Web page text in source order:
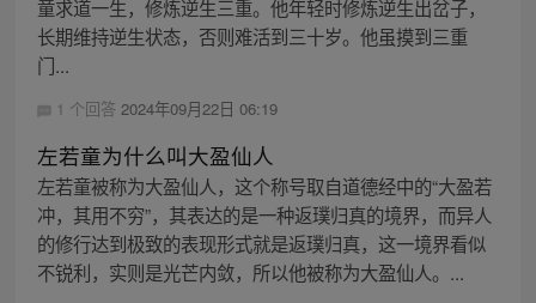
童求道一生，修炼逆生三重。他年轻时修炼逆生出岔子，
长期维持逆生状态，否则难活到三十岁。他虽摸到三重
门...
1 个回答 2024年09月22日 06:19
左若童为什么叫大盈仙人
左若童被称为大盈仙人，这个称号取自道德经中的“大盈若
冲，其用不穷”，其表达的是一种返璞归真的境界，而异人
的修行达到极致的表现形式就是返璞归真，这一境界看似
不锐利，实则是光芒内敛，所以他被称为大盈仙人。...